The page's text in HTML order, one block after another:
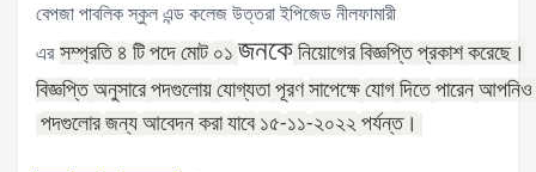
বেপজা পাবলিক স্কুল এন্ড কলেজ উত্তরা ইপিজেড নীলফামারী
এর সম্প্রতি ৪ টি পদে মোট ০১ জনকে নিয়োগের বিজ্ঞপ্তি প্রকাশ করেছে।
বিজ্ঞপ্তি অনুসারে পদগুলোয় যোগ্যতা পূরণ সাপেক্ষে যোগ দিতে পারেন
পদগুলোর জন্য আবেদন করা যাবে ১৫-১১-২০২২ পর্যন্ত।